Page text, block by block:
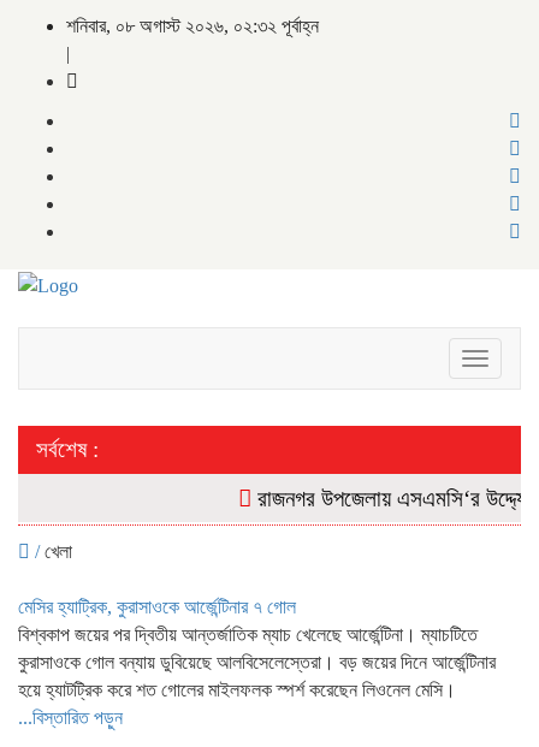
শনিবার, ০৮ অগাস্ট ২০২৬, ০২:৩২ পূর্বাহ্ন
|
Toggle
সর্বশেষ :
রাজনগর উপজেলায় এসএমসি‘র
/খেলা
মেসির হ্যাট্রিক, কুরাসাওকে আর্জেন্টিনার ৭ গোল
বিশ্বকাপ জয়ের পর দ্বিতীয় আন্তর্জাতিক ম্যাচ খেলেছে আর্জেন্টিনা। ম্যাচটিতে
কুরাসাওকে গোল বন্যায় ডুবিয়েছে আলবিসেলেস্তেরা। বড় জয়ের দিনে আর্জেন্টিনার
হয়ে হ্যাটট্রিক করে শত গোলের মাইলফলক স্পর্শ করেছেন লিওনেল মেসি।
...বিস্তারিত পড়ুন